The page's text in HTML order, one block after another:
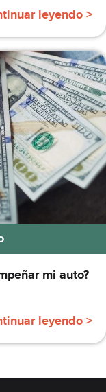
leyendo >
mi auto?
leyendo >